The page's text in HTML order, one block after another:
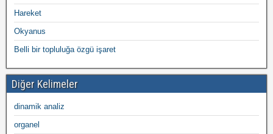
Hareket
Okyanus
Belli bir topluluğa özgü işaret
Diğer Kelimeler
dinamik analiz
organel